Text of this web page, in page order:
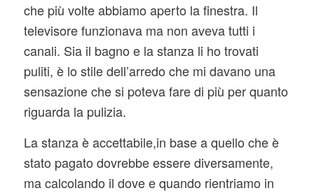
che più volte abbiamo aperto la finestra. Il
televisore funzionava ma non aveva tutti i
canali. Sia il bagno e la stanza li ho trovati
puliti, è lo stile dell’arredo che mi davano una
sensazione che si poteva fare di più per quanto
riguarda la pulizia.
La stanza è accettabile,in base a quello che è
stato pagato dovrebbe essere diversamente,
ma calcolando il dove e quando rientriamo in